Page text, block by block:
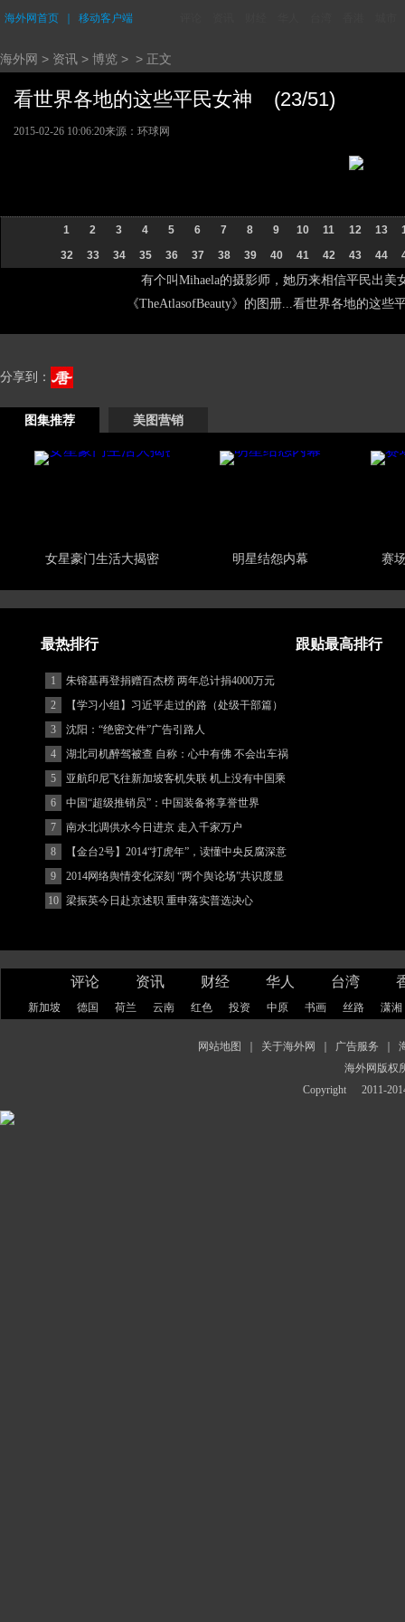
海外网首页 移动客户端
海外网 > 资讯 > 博览 > > 正文
看世界各地的这些平民女神 (23/51)
2015-02-26 10:06:20来源：环球网
1 2 3 4 5 6 7 8 9 10 11 12 13
32
33 34 35 36 37 38 39 40 41 42 43 44
有个叫Mihaela的摄影师，她历来相信平民出美
《TheAtlasofBeauty》的图册...看世界各地的这
分享到：
图集推荐 美图营销
女星豪门生活大揭密 明星结怨内幕 赛
最热排行 跟贴最高排行
1
朱镕基再登捐赠百杰榜 两年总计捐4000万元
2
【学习小组】习近平走过的路（处级干部篇）
3
沈阳：“绝密文件”广告引路人
4
湖北司机醉驾被查 自称：心中有佛 不会出车祸
(图)
5
亚航印尼飞往新加坡客机失联 机上没有中国乘
客
6
中国“超级推销员”：中国装备将享誉世界
7
南水北调供水今日进京 走入千家万户
8
【金台2号】2014“打虎年”，读懂中央反腐深意
9
2014网络舆情变化深刻 “两个舆论场”共识度显
著增强
10 梁振英今日赴京述职 重申落实普选决心
评论 资讯 财经 华人 台湾
新加坡 德国 荷兰 云南 红色 投资 中原 书画 丝路 潇湘
网站地图 关于海外网 广告服务
海外网版权
Copyright
2011-